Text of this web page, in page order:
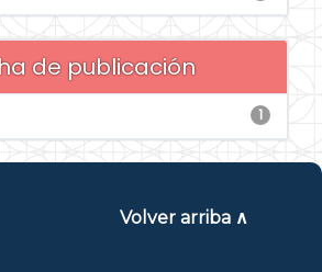
de publicación
1
Volver arriba ∧